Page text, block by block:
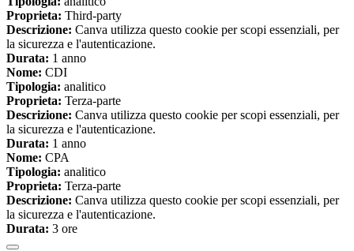
Proprieta: Third-party
Descrizione: Canva utilizza questo cookie per scopi essenziali, per
la sicurezza e l'autenticazione.
Durata: 1 anno
Nome: CDI
Tipologia: analitico
Proprieta: Terza-parte
Descrizione: Canva utilizza questo cookie per scopi essenziali, per
la sicurezza e l'autenticazione.
Durata: 1 anno
Nome: CPA
Tipologia: analitico
Proprieta: Terza-parte
Descrizione: Canva utilizza questo cookie per scopi essenziali, per
la sicurezza e l'autenticazione.
Durata: 3 ore